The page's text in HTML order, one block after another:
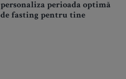
personaliza perioada optimă
de fasting pentru tine